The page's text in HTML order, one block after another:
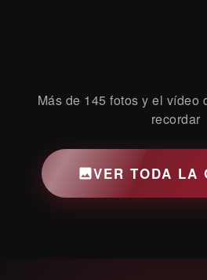
Más de 145 fotos y el vídeo
recordar
VER TODA LA